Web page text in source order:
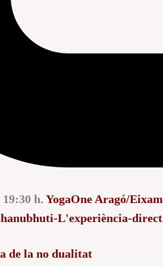
h. YogaOne Aragó/
de la no dualitat